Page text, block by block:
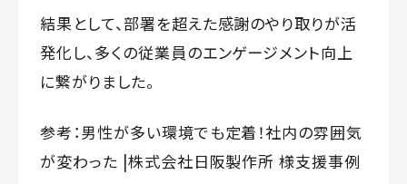
結果として、部署を超えた感謝のやり取りが活
発化し、多くの従業員のエンゲージメント向上
に繋がりました。
参考：男性が多い環境でも定着！社内の雰囲気
が変わった |株式会社日阪製作所 様支援事例